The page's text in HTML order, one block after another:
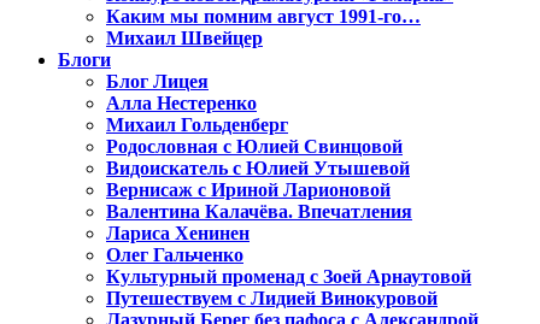
Каким мы помним август 1991-го…
Михаил Швейцер
Блоги
Блог Лицея
Алла Нестеренко
Михаил Гольденберг
Родословная с Юлией Свинцовой
Видоискатель с Юлией Утышевой
Вернисаж с Ириной Ларионовой
Валентина Калачёва. Впечатления
Лариса Хенинен
Олег Гальченко
Культурный променад с Зоей Арнаутовой
Путешествуем с Лидией Винокуровой